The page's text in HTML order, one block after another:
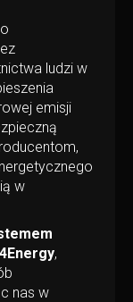
ludzi w
emisji
w
,
nas w